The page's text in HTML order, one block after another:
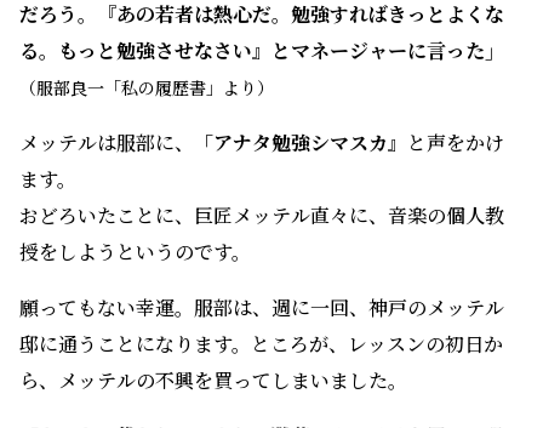
だろう。『あの若者は熱心だ。勉強すればきっとよくな
る。もっと勉強させなさい』とマネージャーに言った」
（服部良一「私の履歴書」より）
メッテルは服部に、 「アナタ勉強シマスカ』 と声をかけ
ます。
おどろいたことに、巨匠メッテル直々に、音楽の個人教
授をしようというのです。
願ってもない幸運。服部は、週に一回、神戸のメッテル
邸に通うことになります。ところが、レッスンの初日か
ら、メッテルの不興を買ってしまいました。